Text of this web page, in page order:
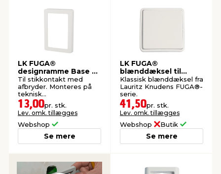
& ukrudt
& standere
& syltning
LK FUGA®
designramme Base 63
1,5 modul hvid
Til stikkontakt med
afbryder. Monteres på
teknisk
monteringsramme.
13,00pr. stk.
Lev. omk. tillægges
Webshop
Se mere
LK FUGA®
blænddæksel til
afbryder hvid
Klassisk blænddæksel fra
Lauritz Knudens FUGA®-
serie.
41,50pr. stk.
Lev. omk. tillægges
Webshop Butik
Se mere